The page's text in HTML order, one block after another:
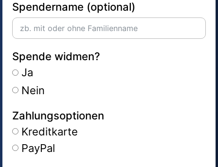
Spendername (optional)
Spende widmen?
Ja
Nein
Zahlungsoptionen
Kreditkarte
PayPal